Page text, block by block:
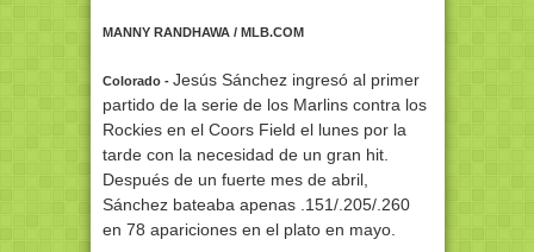
MANNY RANDHAWA / MLB.COM
Colorado - Jesús Sánchez ingresó al primer
partido de la serie de los Marlins contra los
Rockies en el Coors Field el lunes por la
tarde con la necesidad de un gran hit.
Después de un fuerte mes de abril,
Sánchez bateaba apenas .151/.205/.260
en 78 apariciones en el plato en mayo.